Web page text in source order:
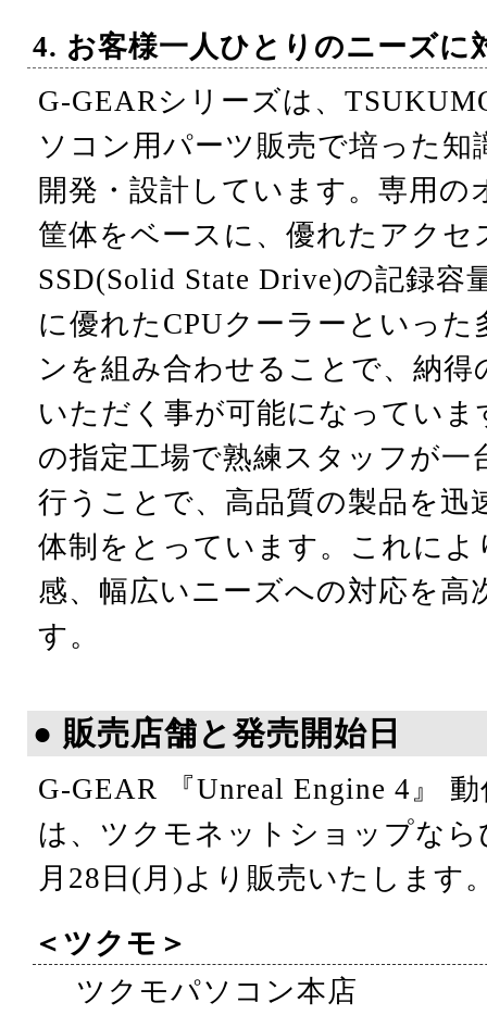
4. お客様一人ひとりのニーズに
G-GEARシリーズは、
ソコン用パーツ販売で培った
開発・設計しています。専用
筐体をベースに、優れたアクセ
SSD(Solid State Drive)の記録容
に優れたCPUクーラーといっ
ンを組み合わせることで、納
いただく事が可能になっていま
の指定工場で熟練スタッフが一
行うことで、高品質の製品を迅
体制をとっています。これによ
感、幅広いニーズへの対応を高
す。
● 販売店舗と発売開始日
G-GEAR 『Unreal Engine 4』
は、ツクモネットショップな
月28日(月)より販売いたします
＜ツクモ＞
ツクモパソコン本店